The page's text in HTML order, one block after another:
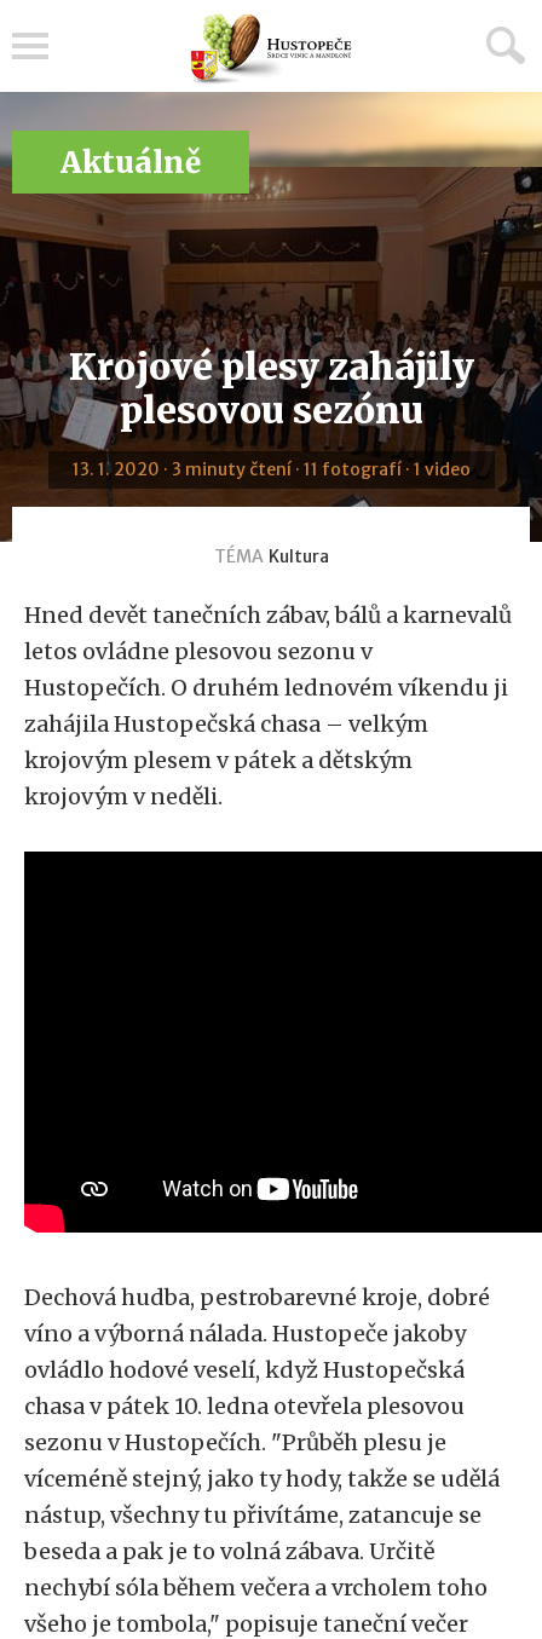
Aktuálně
Krojové plesy zahájily
plesovou sezónu
13. 1. 2020 · 3 minuty čtení · 11 fotografí · 1 video
TÉMA Kultura
Hned devět tanečních zábav, bálů a karnevalů
letos ovládne plesovou sezonu v
Hustopečích. O druhém lednovém víkendu ji
zahájila Hustopečská chasa – velkým
krojovým plesem v pátek a dětským
krojovým v neděli.
Dechová hudba, pestrobarevné kroje, dobré
víno a výborná nálada. Hustopeče jakoby
ovládlo hodové veselí, když Hustopečská
chasa v pátek 10. ledna otevřela plesovou
sezonu v Hustopečích. "Průběh plesu je
víceméně stejný, jako ty hody, takže se udělá
nástup, všechny tu přivítáme, zatancuje se
beseda a pak je to volná zábava. Určitě
nechybí sóla během večera a vrcholem toho
všeho je tombola," popisuje taneční večer